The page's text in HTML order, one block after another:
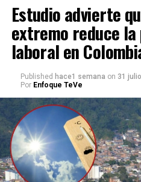
Estudio advierte
extremo reduce
laboral en
Published hace1 semana on 31
Por Enfoque TeVe